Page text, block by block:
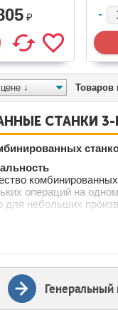
₽
1/
Товаров
СТАНКИ
операций на
для небольших
Stalex
оснащены
могут быстро
Генеральный